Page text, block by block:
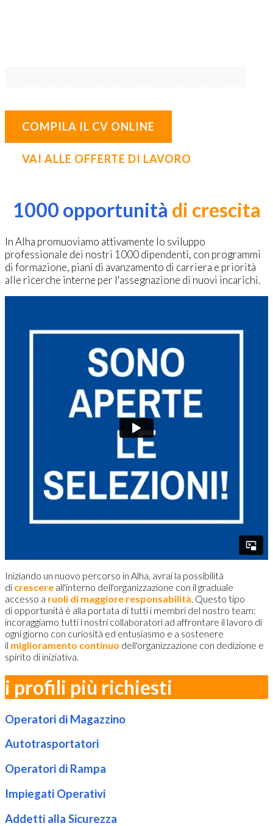
COMPILA IL CV ONLINE
VAI ALLE OFFERTE DI LAVORO
1000 opportunità di crescita
In Alha promuoviamo attivamente lo sviluppo
professionale dei nostri 1000 dipendenti, con programmi
di formazione, piani di avanzamento di carriera e priorità
alle ricerche interne per l'assegnazione di nuovi incarichi.
Iniziando un nuovo percorso in Alha, avrai la possibilità
di crescere all'interno dell'organizzazione con il graduale
accesso a ruoli di maggiore responsabilità . Questo tipo
di opportunità è alla portata di tutti i membri del nostro team:
incoraggiamo tutti i nostri collaboratori ad affrontare il lavoro di
ogni giorno con curiosità ed entusiasmo e a sostenere
il miglioramento continuo dell'organizzazione con dedizione e
spirito di iniziativa.
i profili più richiesti
Operatori di Magazzino
Autotrasportatori
Operatori di Rampa
Impiegati Operativi
Addetti alla Sicurezza